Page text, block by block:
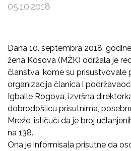
05.10.2018
Dana 10. septembra 2018.
žena Kosova (MŽK) održala je
članstva, kome su prisustvovale
organizacija članica i
Igballe Rogova, izvršna
dobrodošlicu prisutnima,
Mreže, ističući da je broj
na 138.
Ona je informisala prisutne da